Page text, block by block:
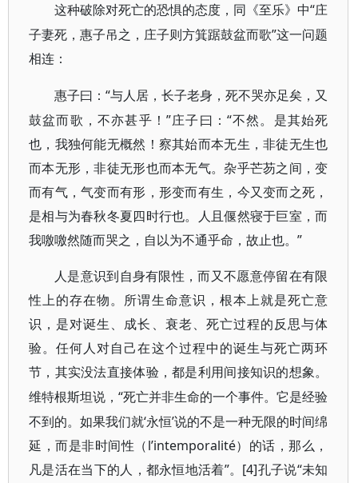
这种破除对死亡的恐惧的态度，同《至乐》中“庄
子妻死，惠子吊之，庄子则方箕踞鼓盆而歌”这一问题
相连：
惠子曰：“与人居，长子老身，死不哭亦足矣，又
鼓盆而歌，不亦甚乎！”庄子曰：“不然。是其始死
也，我独何能无概然！察其始而本无生，非徒无生也
而本无形，非徒无形也而本无气。杂乎芒芴之间，变
而有气，气变而有形，形变而有生，今又变而之死，
是相与为春秋冬夏四时行也。人且偃然寝于巨室，而
我噭噭然随而哭之，自以为不通乎命，故止也。”
人是意识到自身有限性，而又不愿意停留在有限
性上的存在物。所谓生命意识，根本上就是死亡意
识，是对诞生、成长、衰老、死亡过程的反思与体
验。任何人对自己在这个过程中的诞生与死亡两环
节，其实没法直接体验，都是利用间接知识的想象。
维特根斯坦说，“死亡并非生命的一个事件。它是经验
不到的。如果我们就‘永恒’说的不是一种无限的时间绵
延，而是非时间性（l’intemporalité）的话，那么，
凡是活在当下的人，都永恒地活着”。[4]孔子说“未知